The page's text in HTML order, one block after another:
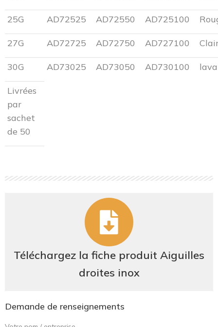
25G AD72525 AD72550 AD725100
27G AD72725 AD72750 AD727100
30G AD73025 AD73050 AD730100
Livrées
par
sachet
de 50
Téléchargez la fiche produit Aiguilles
droites inox
Demande de renseignements